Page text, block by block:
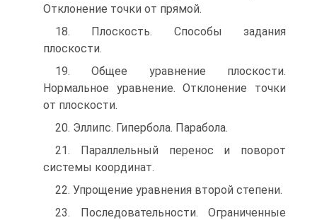
Отклонение точки от прямой.
18. Плоскость. Способы задания
плоскости.
19. Общее уравнение плоскости.
Нормальное уравнение. Отклонение точки
от плоскости.
20. Эллипс. Гипербола. Парабола.
21. Параллельный перенос и поворот
системы координат.
22. Упрощение уравнения второй степени.
23. Последовательности. Ограниченные